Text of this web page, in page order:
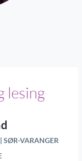
lesing
SØR-VARANGER